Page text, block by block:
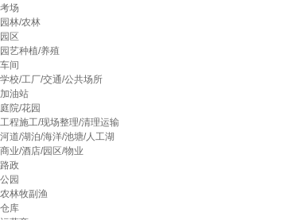
考场
园林/农林
园区
园艺种植/养殖
车间
学校/工厂/交通/公共场所
加油站
庭院/花园
工程施工/现场整理/清理运输
河道/湖泊/海洋/池塘/人工湖
商业/酒店/园区/物业
路政
公园
农林牧副渔
仓库